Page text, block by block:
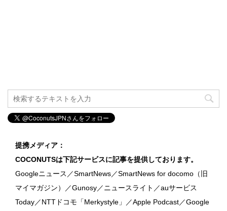
提携メディア：
COCONUTSは下記サービスに記事を提供しております。
Googleニュース／SmartNews／SmartNews for docomo（旧
マイマガジン）／Gunosy／ニュースライト／auサービス
Today／NTTドコモ「Merkystyle」／Apple Podcast／Google